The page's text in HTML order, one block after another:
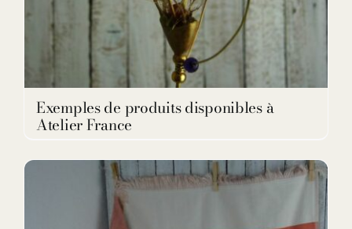
Exemples de produits disponibles à
Atelier France